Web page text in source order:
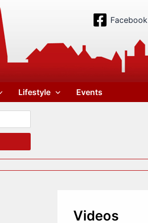
Facebook
Lifestyle Events
Videos